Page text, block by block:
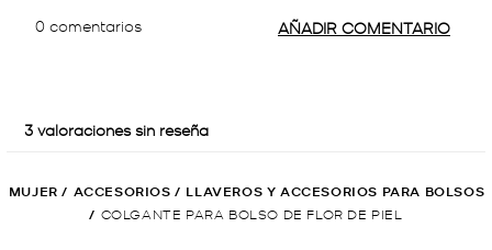
MUJER / ACCESORIOS / LLAVEROS Y ACCESORIOS PARA BOLSOS
/ COLGANTE PARA BOLSO DE FLOR DE PIEL